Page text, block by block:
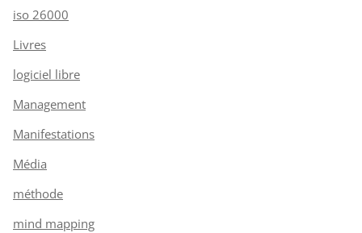
iso 26000
Livres
logiciel libre
Management
Manifestations
Média
méthode
mind mapping